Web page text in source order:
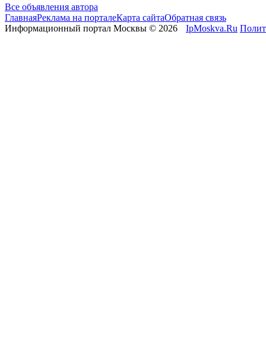
Все объявления автора
ГлавнаяРеклама на порталеКарта сайтаОбратная связь
Информационный портал Москвы © 2026
IpMoskva.Ru